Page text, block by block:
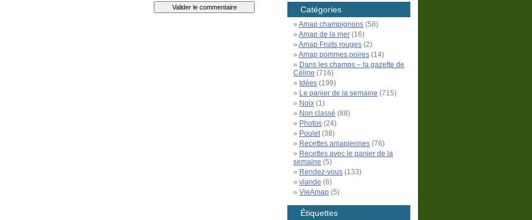
Catégories
Amap champignons (58)
Amap de la mer (16)
Amap Fruits rouges (2)
Amap pommes poires (14)
Dans les champs – la gazette de
Céline (716)
Idées (199)
Le panier de la semaine (715)
Noix (1)
Non classé (88)
Photos (24)
Poulet(38)
Recettes amapiennes (76)
Recettes avec le panier de la
semaine (5)
Rendez-vous (133)
viande (6)
VieAmap (5)
Étiquettes